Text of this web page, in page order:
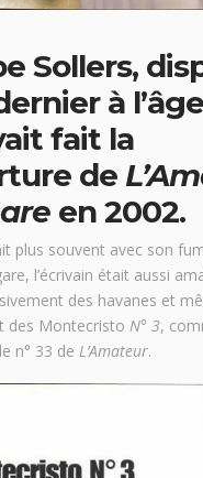
Sollers,
à
fait la
de
en 2002.
plus souvent avec son
l’écrivain était aussi
des havanes et
des Montecristo N° 3,
n° 33 de L’Amateur.